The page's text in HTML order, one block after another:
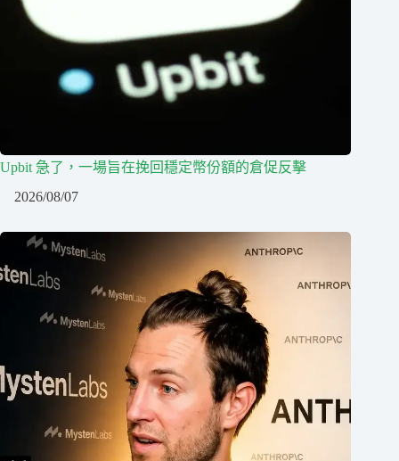
Upbit 急了，一場旨在挽回穩定幣份額的倉促反擊
2026/08/07